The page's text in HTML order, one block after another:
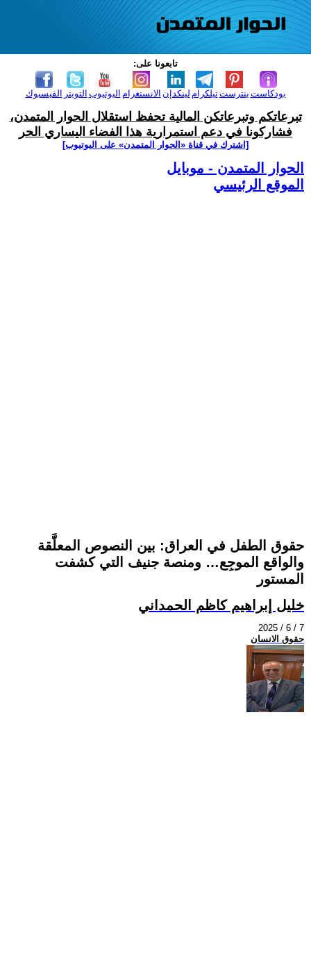
تابعونا على:
الفيسبوك التويتر اليوتيوب الانستغرام لينكدإن تيلكرامبنترست بودكاست
تبرعاتكم وتبرعاتكن المالية تحفظ استقلال الحوار المتمدن،
فشاركونا في دعم استمرارية هذا الفضاء اليساري الحر
[اشترك في قناة ‫«الحوار المتمدن» على اليوتيوب]
الحوار المتمدن - موبايل
الموقع الرئيسي
حقوق الطفل في العراق: بين النصوص المعلَّقة
والواقع الموجِع… ومنصة جنيف التي كشفت
المستور
خليل إبراهيم كاظم الحمداني
2025 / 6 / 7
حقوق الانسان